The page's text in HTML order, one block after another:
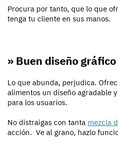
Procura por tanto, que lo que
tenga tu cliente en sus manos.
» Buen diseño gráfico
Lo que abunda, perjudica.
alimentos un diseño agradable
para los usuarios.
No distraigas con tanta mezcla
acción. Ve al grano, hazlo